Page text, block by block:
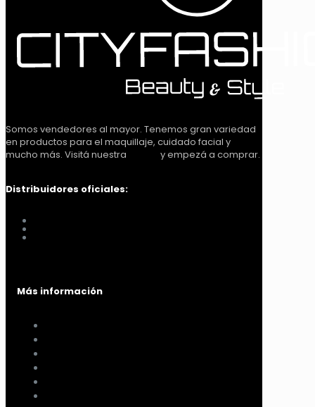
Somos vendedores al mayor. Tenemos gran variedad
en productos para el maquillaje, cuidado facial y
mucho más. Visitá nuestra
y empezá a comprar.
Distribuidores oficiales:
Más información